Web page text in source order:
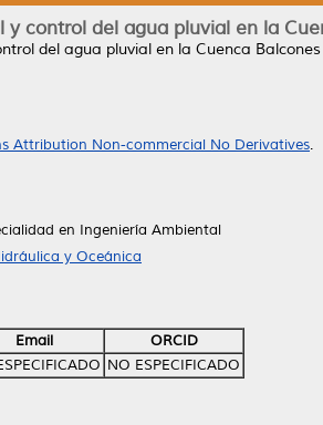
y control del agua pluvial en la
del agua pluvial en la Cuenca
Attribution Non-commercial No Derivatives.
en Ingeniería Ambiental
y Oceánica
Email
ORCID
NO ESPECIFICADO